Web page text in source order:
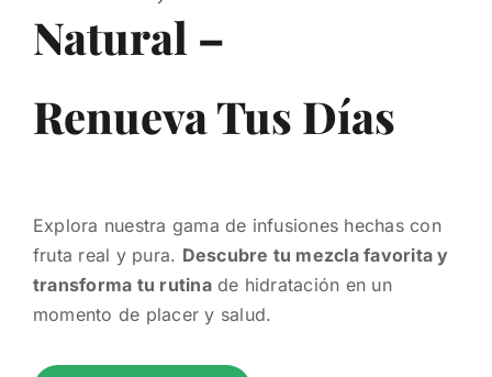
Natural –
Renueva Tus Días
Explora nuestra gama de infusiones hechas con
fruta real y pura. Descubre tu mezcla favorita y
transforma tu rutinade hidratación en un
momento de placer y salud.